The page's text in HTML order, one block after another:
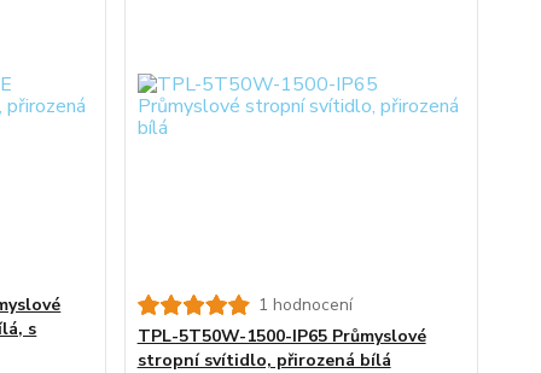
s
1 hodnocení
TPL-5T50W-1500-IP65 Průmyslové
stropní svítidlo, přirozená bílá